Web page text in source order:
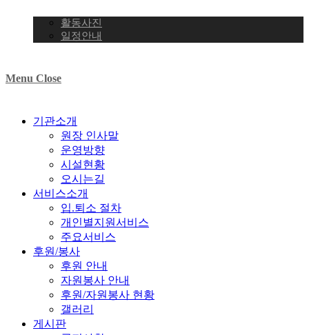
활동사진
일정안내
Menu Close
기관소개
원장 인사말
운영방향
시설현황
오시는길
서비스소개
입.퇴소 절차
개인별지원서비스
주요서비스
후원/봉사
후원 안내
자원봉사 안내
후원/자원봉사 현황
갤러리
게시판